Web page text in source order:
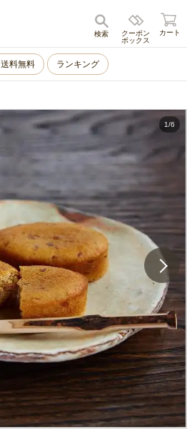
キャンセル
クーポン
ボックス
検索 カート
送料無料 ランキング
1/6